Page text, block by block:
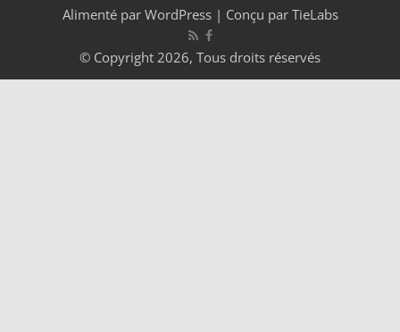
Alimenté par WordPress| Conçu par TieLabs
© Copyright 2026, Tous droits réservés